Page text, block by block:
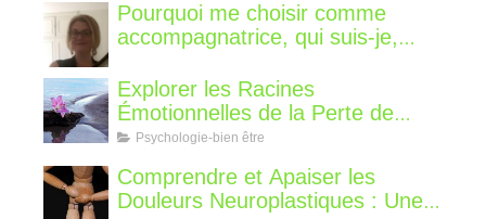
Pourquoi me choisir comme
accompagnatrice, qui suis-je,
différent?
Explorer les Racines
Émotionnelles de la Perte de
Poids : Un Voyage Intérieur
Psychologie-bien être
Comprendre et Apaiser les
Douleurs Neuroplastiques : Une